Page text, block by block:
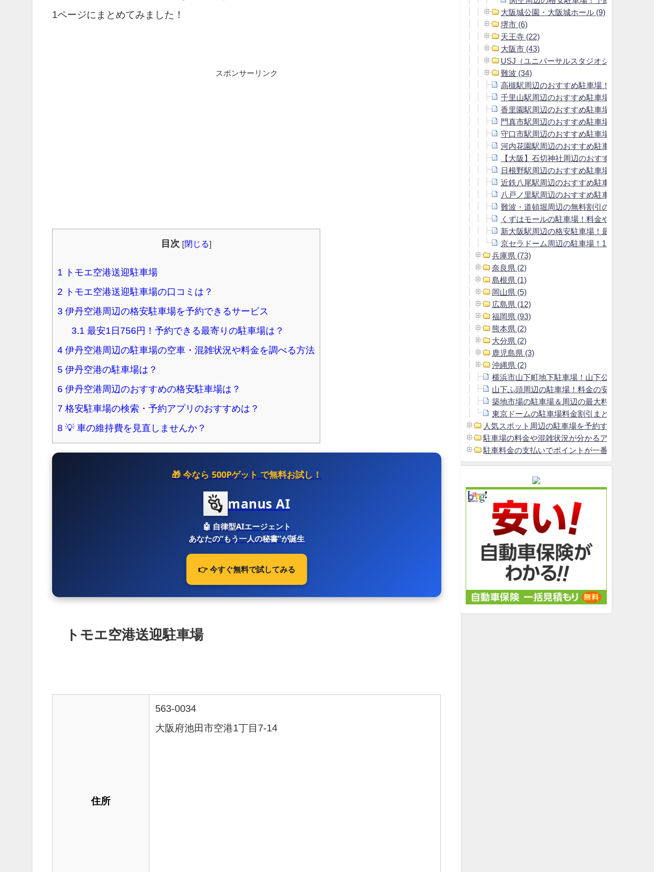
1ページにまとめてみました！
スポンサーリンク
目次 [閉じる]
1 トモエ空港送迎駐車場
2 トモエ空港送迎駐車場の口コミは？
3 伊丹空港周辺の格安駐車場を予約できるサービス
3.1 最安1日756円！予約できる最寄りの駐車場は？
4 伊丹空港周辺の駐車場の空車・混雑状況や料金を調べる方法
5 伊丹空港の駐車場は？
6 伊丹空港周辺のおすすめの格安駐車場は？
7 格安駐車場の検索・予約アプリのおすすめは？
8 💡 車の維持費を見直しませんか？
🎁 今なら 500Pゲット で無料お試し！
manus AI
🤖 自律型AIエージェント
あなたの“もう一人の秘書”が誕生
👉 今すぐ無料で試してみる
トモエ空港送迎駐車場
住所
563-0034
大阪府池田市空港1丁目7-14
大阪城公園・大阪城ホール (9)
堺市 (6)
天王寺 (22)
大阪市 (43)
USJ（ユニバーサルスタジオジャパン） (9)
難波 (34)
高槻駅周辺のおすすめ駐車場！予約はピー
千里山駅周辺のおすすめ駐車場！予約はピ
香里園駅周辺のおすすめ駐車場！予約はピ
門真市駅周辺のおすすめ駐車場！予約はピ
守口市駅周辺のおすすめ駐車場！予約はピ
河内花園駅周辺のおすすめ駐車場！予約は
【大阪】石切神社周辺のおすすめ駐車場！
日根野駅周辺のおすすめ駐車場！予約はピ
近鉄八尾駅周辺のおすすめ駐車場！予約は
八戸ノ里駅周辺のおすすめ駐車場！予約は
難波・道頓堀周辺の無料割引のある駐車場
くずはモールの駐車場！料金や無料サービ
新大阪駅周辺の格安駐車場！最大料金900
京セラドーム周辺の駐車場！1日1000円以
兵庫県 (73)
奈良県 (2)
島根県 (1)
岡山県 (5)
広島県 (12)
福岡県 (93)
熊本県 (2)
大分県 (2)
鹿児島県 (3)
沖縄県 (2)
横浜市山下町地下駐車場！山下公園駐車場よ
山下ふ頭周辺の駐車場！料金の安いおすすめ
築地市場の駐車場＆周辺の最大料金1800円以
東京ドームの駐車場料金割引まとめ＆周辺の
人気スポット周辺の駐車場を予約する方法 (2)
駐車場の料金や混雑状況が分かるアプリ (1)
駐車料金の支払いでポイントが一番貯まるクレ